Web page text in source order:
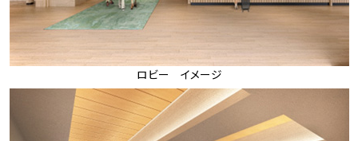
ロビー イメージ